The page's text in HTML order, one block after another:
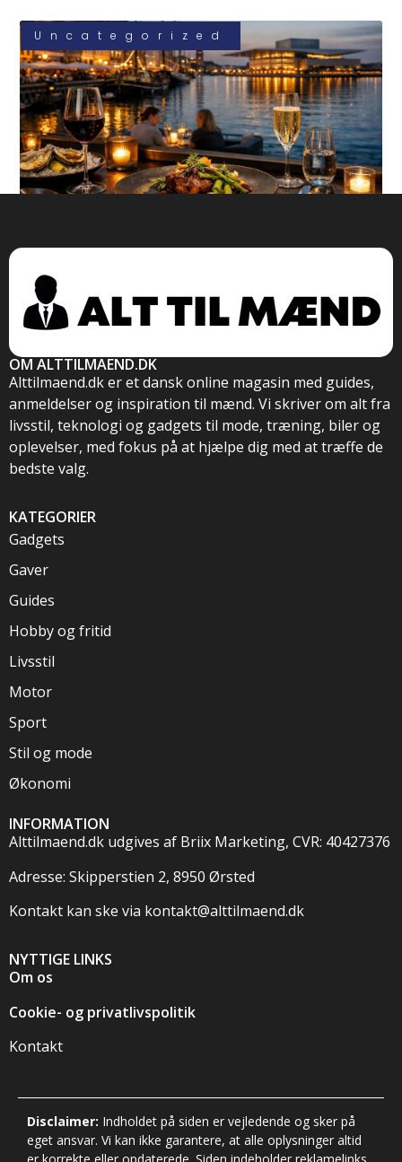
Uncategorized
Bedste Restauranter I København 2026
OM ALTTILMAEND.DK
Alttilmaend.dk er et dansk online magasin med guides,
anmeldelser og inspiration til mænd. Vi skriver om alt fra
livsstil, teknologi og gadgets til mode, træning, biler og
oplevelser, med fokus på at hjælpe dig med at træffe de
bedste valg.
KATEGORIER
Gadgets
Gaver
Guides
Hobby og fritid
Livsstil
Motor
Sport
Stil og mode
Økonomi
INFORMATION
Alttilmaend.dk udgives af Briix Marketing, CVR: 40427376
Adresse: Skipperstien 2, 8950 Ørsted
Kontakt kan ske via kontakt@alttilmaend.dk
NYTTIGE LINKS
Om os
Cookie- og privatlivspolitik
Kontakt
Disclaimer: Indholdet på siden er vejledende og sker på
eget ansvar. Vi kan ikke garantere, at alle oplysninger altid
er korrekte eller opdaterede. Siden indeholder reklamelinks